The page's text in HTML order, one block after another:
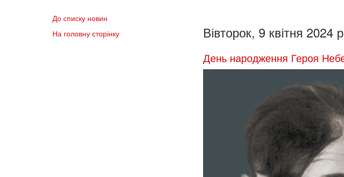
До списку новин
На головну сторінку
Вівторок, 9 квітня 2024
День народження Героя